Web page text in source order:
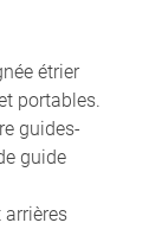
étrier
portables.
guides-
guide
arrières